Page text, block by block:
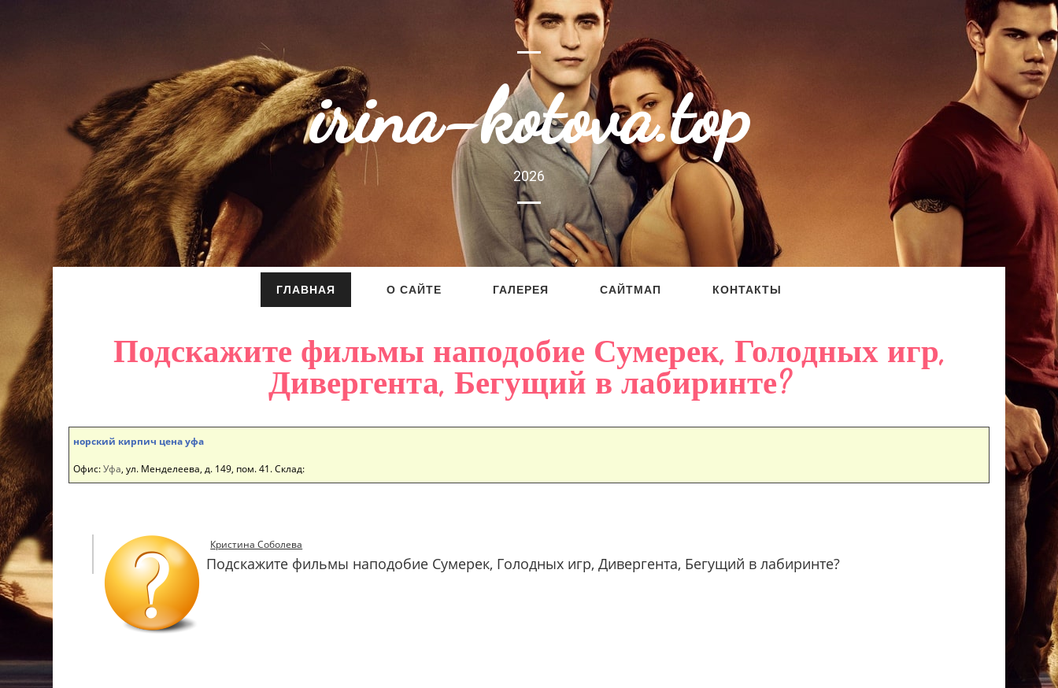
irina-kotova.top
2026
ГЛАВНАЯ О САЙТЕ ГАЛЕРЕЯ САЙТМАП КОНТАКТЫ
Подскажите фильмы наподобие Сумерек, Голодных игр,
Дивергента, Бегущий в лабиринте?
норский кирпич цена уфа
Офис:Уфа, ул. Менделеева, д. 149, пом. 41. Склад:
Кристина Соболева
Подскажите фильмы наподобие Сумерек, Голодных игр, Дивергента, Бегущий в лабиринте?